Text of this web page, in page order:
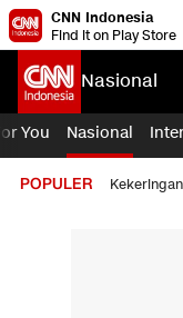
CNN Indonesia
Find it on Play Store
Nasional
You Nasional
POPULER Kekeringan